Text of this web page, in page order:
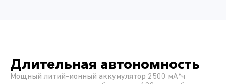
Длительная автономность
Мощный литий-ионный аккумулятор 2500 мА*ч